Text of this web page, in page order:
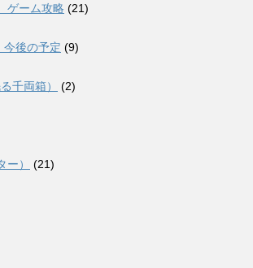
ゲーム攻略 (21)
今後の予定 (9)
千両箱）
(2)
）
(21)